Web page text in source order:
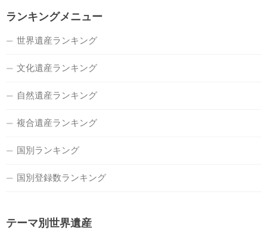
ランキングメニュー
世界遺産ランキング
文化遺産ランキング
自然遺産ランキング
複合遺産ランキング
国別ランキング
国別登録数ランキング
テーマ別世界遺産